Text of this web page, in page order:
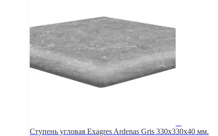
Ступень угловая Exagres Ardenas Gris 330x330x40 мм.